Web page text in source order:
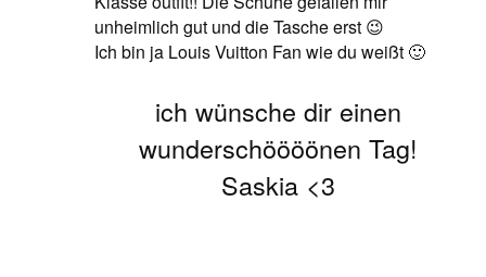
unheimlich gut und die Tasche erst 😉
Ich bin ja Louis Vuitton Fan wie du weißt 🙂
ich wünsche dir einen
wunderschöööönen Tag!
Saskia <3